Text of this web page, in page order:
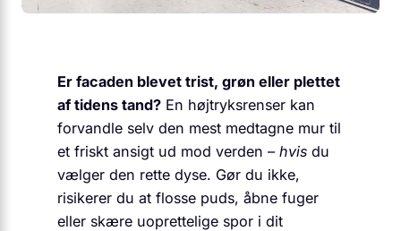
Er facaden blevet trist, grøn eller plettet
af tidens tand? En højtryksrenser kan
forvandle selv den mest medtagne mur til
et friskt ansigt ud mod verden – hvis du
vælger den rette dyse. Gør du ikke,
risikerer du at flosse puds, åbne fuger
eller skære uoprettelige spor i dit